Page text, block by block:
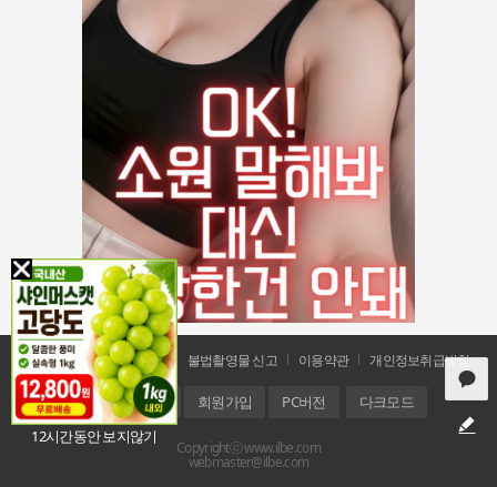
공지사항 문의 및 신고 불법촬영물 신고 이용약관 개인정보취급방침
홈 로그인 회원가입 PC버전 다크모드
Copyrightⓒ www.ilbe.com
webmaster@ilbe.com
12시간동안 보지않기